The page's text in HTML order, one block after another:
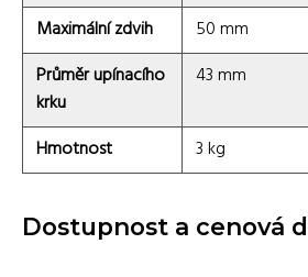
Maximální zdvih
50 mm
Průměr upínacího
krku
43 mm
Hmotnost 3 kg
Dostupnost a cenová